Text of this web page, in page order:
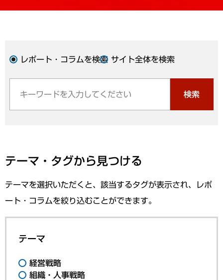
レポート・コラムを検索 サイト全体を検索
検索
テーマ・タグから見つける
テーマを選択いただくと、該当するタグが表示され、レポ
ート・コラムを絞り込むことができます。
テーマ
経営戦略
組織・人事戦略